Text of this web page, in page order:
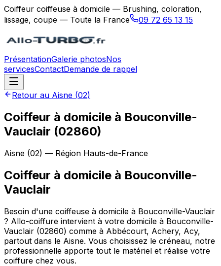
Coiffeur coiffeuse à domicile — Brushing, coloration,
lissage, coupe — Toute la France
09 72 65 13 15
PrésentationGalerie photosNos
servicesContactDemande de rappel
Retour au Aisne (02)
Coiffeur à domicile à Bouconville-
Vauclair (02860)
Aisne (02) — Région Hauts-de-France
Coiffeur à domicile à Bouconville-
Vauclair
Besoin d'une coiffeuse à domicile à Bouconville-Vauclair
? Allo-coiffure intervient à votre domicile à Bouconville-
Vauclair (02860) comme à Abbécourt, Achery, Acy,
partout dans le Aisne. Vous choisissez le créneau, notre
professionnelle apporte tout le matériel et réalise votre
coiffure chez vous.